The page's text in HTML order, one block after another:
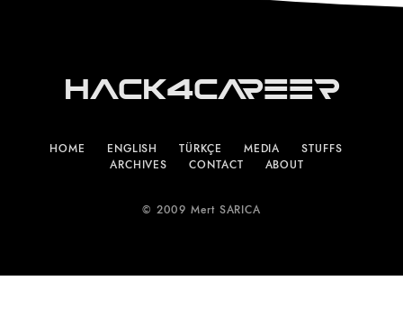
Hack4Career
HOME ENGLISH TÜRKÇE MEDIA
STUFFS
ARCHIVES
CONTACT ABOUT
© 2009 Mert SARICA